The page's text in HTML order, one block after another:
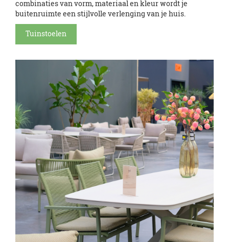
combinaties van vorm, materiaal en kleur wordt je
buitenruimte een stijlvolle verlenging van je huis.
Tuinstoelen